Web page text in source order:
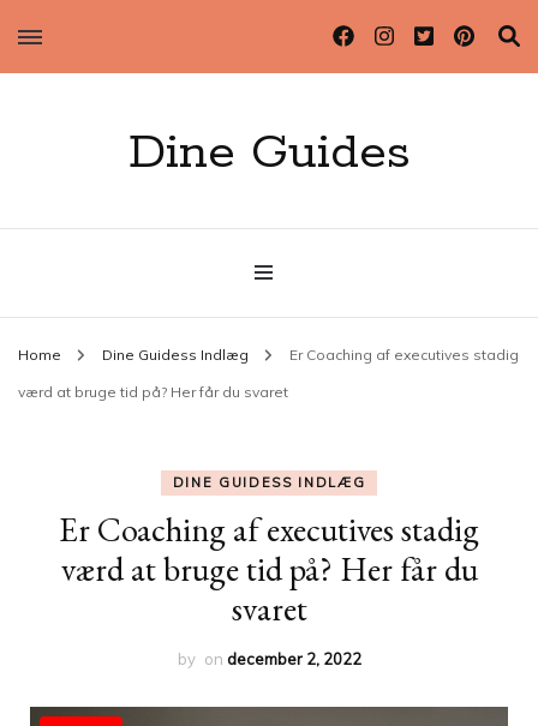
Dine Guides
Home Dine Guidess Indlæg Er Coaching af executives stadig
værd at bruge tid på? Her får du svaret
DINE GUIDESS INDLÆG
Er Coaching af executives stadig
værd at bruge tid på? Her får du
svaret
by on december 2, 2022